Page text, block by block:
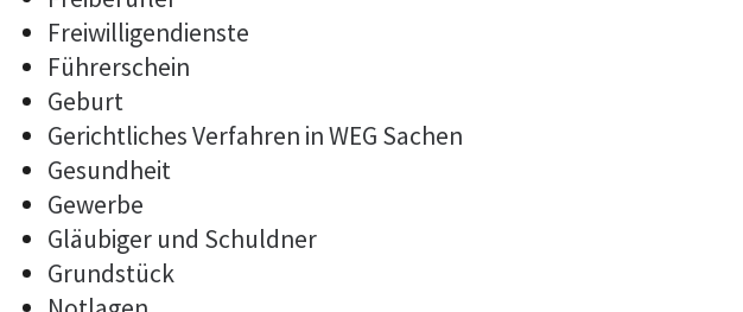
Freiwilligendienste
Führerschein
Geburt
Gerichtliches Verfahren in WEG Sachen
Gesundheit
Gewerbe
Gläubiger und Schuldner
Grundstück